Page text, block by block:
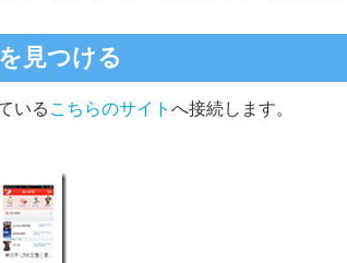
見つける
いる こちらのサイト へ接続します。